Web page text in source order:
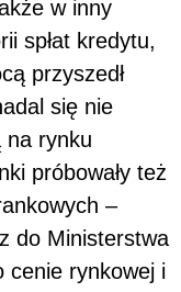
w inny
spłat kredytu,
przyszedł
się nie
na rynku
próbowały też
–
do Ministerstwa
cenie rynkowej i